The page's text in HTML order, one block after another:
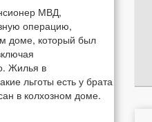
МВД,
операцию,
доме, который был
Жилья в
льготы есть у брата
в колхозном доме.